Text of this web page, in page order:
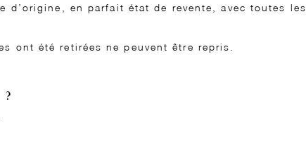
d’origine, en parfait état de revente, avec toutes les
ont été retirées ne peuvent être repris.